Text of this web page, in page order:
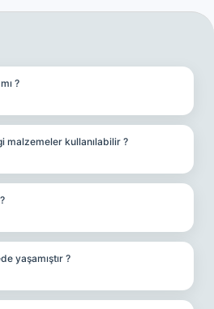
?
malzemeler kullanılabilir ?
yaşamıştır ?